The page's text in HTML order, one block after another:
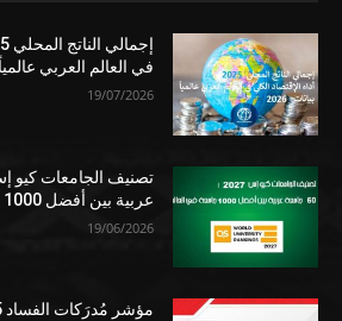
في العالم العربي عالمياً
19/07/2026
عربية بين أفضل 1000 جامعة في العالم
19/06/2026